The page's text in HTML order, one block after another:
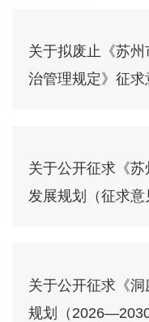
关于拟废止《苏
治管理规定》征
关于公开征求《
发展规划（征求
关于公开征求《
规划（